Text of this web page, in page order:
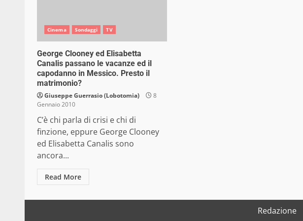
Cinema Sondaggi TV
George Clooney ed Elisabetta
Canalis passano le vacanze ed il
capodanno in Messico. Presto il
matrimonio?
Giuseppe Guerrasio (Lobotomia)
8
Gennaio 2010
C’è chi parla di crisi e chi di
finzione, eppure George Clooney
ed Elisabetta Canalis sono
ancora...
Read More
Redazione